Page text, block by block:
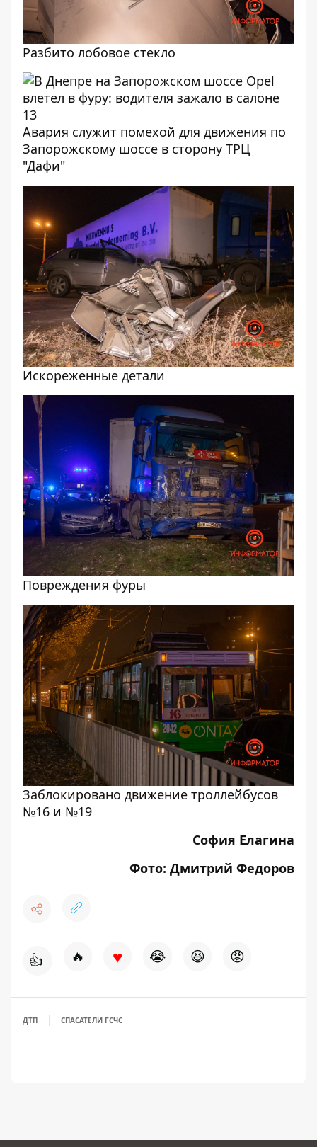
Разбито лобовое стекло
Авария служит помехой для движения по
Запорожскому шоссе в сторону ТРЦ
"Дафи"
Искореженные детали
Повреждения фуры
Заблокировано движение троллейбусов
№16 и №19
София Елагина
Фото: Дмитрий Федоров
👍 🔥 ♥ 😭 😆 😡
ДТП СПАСАТЕЛИ ГСЧС